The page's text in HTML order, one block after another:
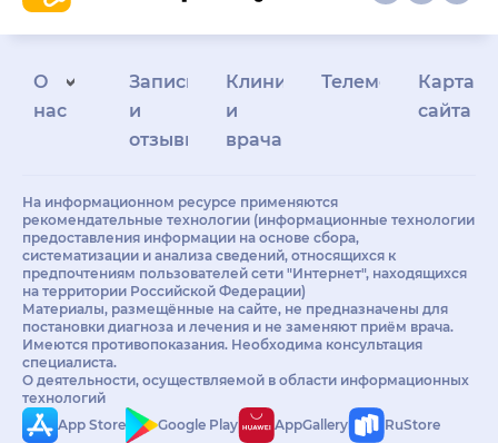
О
нас
Запись
и
отзывы
Клиникам
и
врачам
Телемедицина
Карта
сайта
На информационном ресурсе применяются
рекомендательные технологии (информационные технологии
предоставления информации на основе сбора,
систематизации и анализа сведений, относящихся к
предпочтениям пользователей сети "Интернет", находящихся
на территории Российской Федерации)
Материалы, размещённые на сайте, не предназначены для
постановки диагноза и лечения и не заменяют приём врача.
Имеются противопоказания. Необходима консультация
специалиста.
О деятельности, осуществляемой в области информационных
технологий
App Store
Google Play AppGallery RuStore